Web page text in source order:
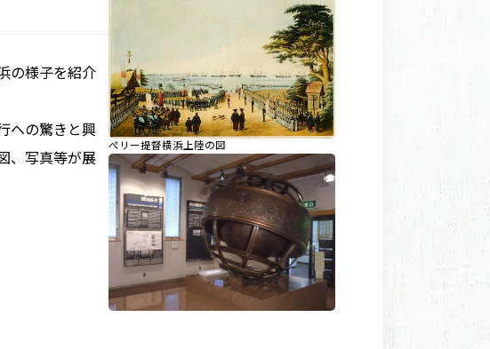
の様子を紹介
ヘの驚きと興
、写真等が展
ペリー提督横浜上陸の図